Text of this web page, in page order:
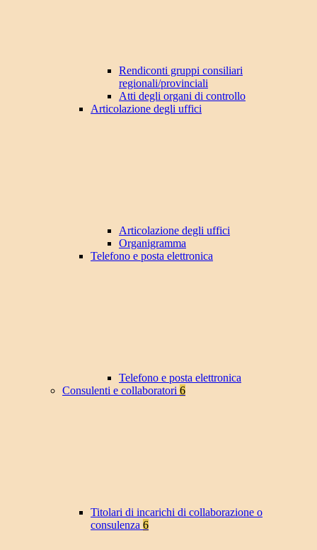
Rendiconti gruppi consiliari
regionali/provinciali
Atti degli organi di controllo
Articolazione degli uffici
Articolazione degli uffici
Organigramma
Telefono e posta elettronica
Telefono e posta elettronica
Consulenti e collaboratori 6
Titolari di incarichi di collaborazione o
consulenza 6